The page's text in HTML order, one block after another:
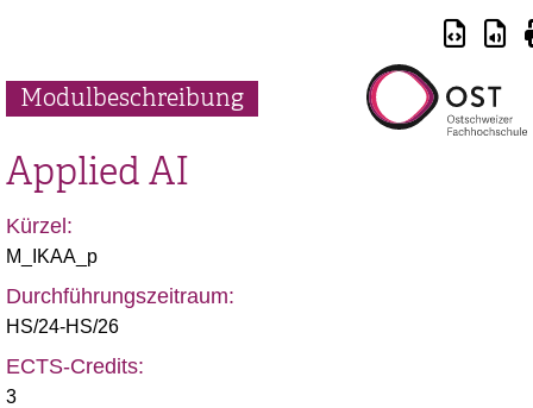
Modulbeschreibung
Applied AI
Kürzel:
M_IKAA_p
Durchführungszeitraum:
HS/24-HS/26
ECTS-Credits:
3